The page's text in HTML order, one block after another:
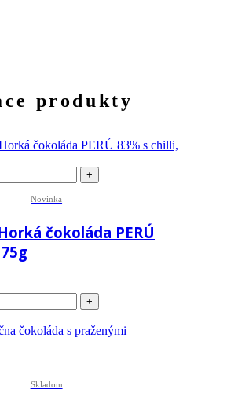
produkty
+
Novinka
čokoláda PERÚ
+
Skladom